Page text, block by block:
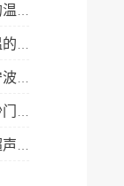
者
案
析
物